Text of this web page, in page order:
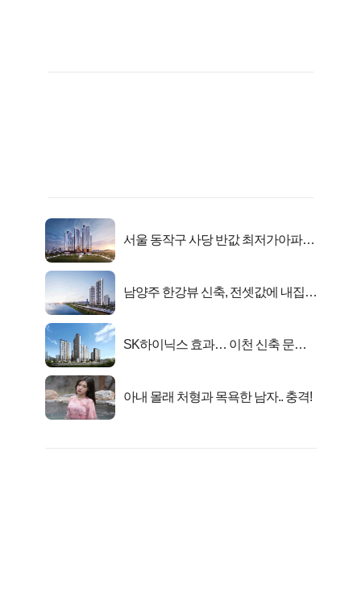
서울 동작구 사당 반값 최저가아파트
남양주 한강뷰 신축, 전셋값에 내집마
SK하이닉스 효과… 이천 신축 문의
아내 몰래 처형과 목욕한 남자.. 충격!